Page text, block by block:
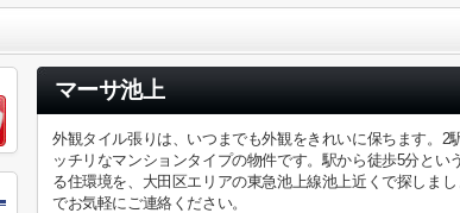
マーサ池上
外観タイル張りは、いつまでも外観をきれいに保ちます。
ッチリなマンションタイプの物件です。駅から徒歩5分と
る住環境を、大田区エリアの東急池上線池上近くで探しま
でお気軽にご連絡ください。